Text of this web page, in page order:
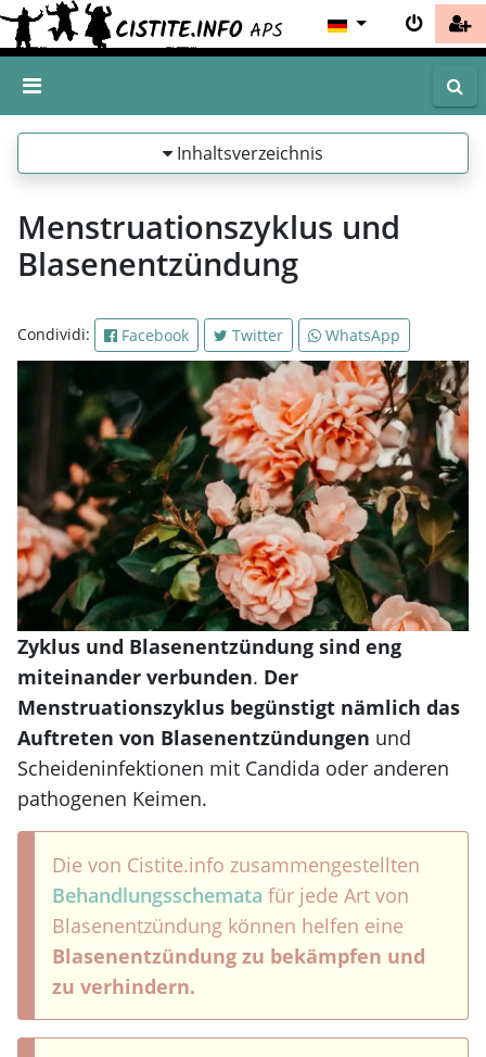
Inhaltsverzeichnis
Menstruationszyklus und
Blasenentzündung
Condividi: Facebook Twitter WhatsApp
Zyklus und Blasenentzündung sind eng
miteinander verbunden. Der
Menstruationszyklus begünstigt nämlich das
Auftreten von Blasenentzündungen und
Scheideninfektionen mit Candida oder anderen
pathogenen Keimen.
Die von Cistite.info zusammengestellten
Behandlungsschemata für jede Art von
Blasenentzündung können helfen eine
Blasenentzündung zu bekämpfen und
zu verhindern.